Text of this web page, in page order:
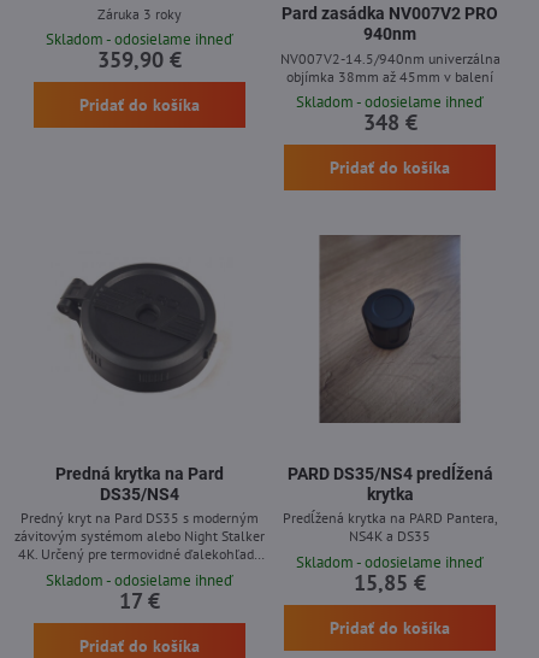
Záruka 3 roky
Skladom - odosielame ihneď
359,90 €
Pridať do košíka
Pard zasádka NV007V2 PRO
940nm
NV007V2-14.5/940nm univerzálna
objímka 38mm až 45mm v balení
Skladom - odosielame ihneď
348 €
Pridať do košíka
Predná krytka na Pard
DS35/NS4
Predný kryt na Pard DS35 s moderným
závitovým systémom alebo Night Stalker
4K. Určený pre termovidné ďalekohľady
DS35 a NS4 s optickým zväčšením 4x a
5,6x.
Skladom - odosielame ihneď
17 €
Pridať do košíka
PARD DS35/NS4 predĺžená
krytka
Predĺžená krytka na PARD Pantera,
NS4K a DS35
Skladom - odosielame ihneď
15,85 €
Pridať do košíka